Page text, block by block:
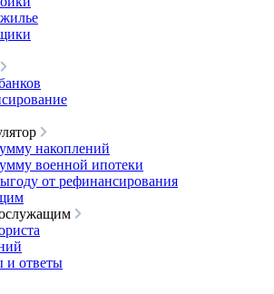
накоплений
военной ипотеки
от рефинансирования
и ответы